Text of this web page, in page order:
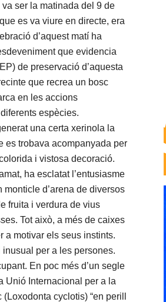
ser la matinada del 9 de
es va viure en directe, era
d’aquest matí ha
que evidencia
de preservació d’aquesta
que recrea un bosc
en les accions
espècies.
una certa xerinola la
es trobava acompanyada per
i vistosa decoració.
ha esclatat l’entusiasme
d’arena de diversos
fruita i verdura de vius
Tot això, a més de caixes
a motivar els seus instints.
per a les persones.
En poc més d’un segle
Unió Internacional per a la
cyclotis) “en perill